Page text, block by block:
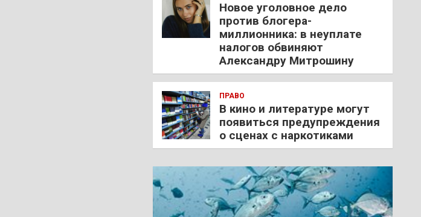
Новое уголовное дело
против блогера-
миллионника: в неуплате
налогов обвиняют
Александру Митрошину
ПРАВО
В кино и литературе могут
появиться предупреждения
о сценах с наркотиками